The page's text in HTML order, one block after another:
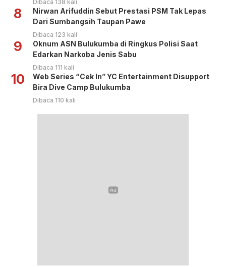
Dibaca 138 kali
8
Nirwan Arifuddin Sebut Prestasi PSM Tak Lepas
Dari Sumbangsih Taupan Pawe
Dibaca 123 kali
9
Oknum ASN Bulukumba di Ringkus Polisi Saat
Edarkan Narkoba Jenis Sabu
Dibaca 111 kali
10
Web Series “Cek In” YC Entertainment Disupport
Bira Dive Camp Bulukumba
Dibaca 110 kali